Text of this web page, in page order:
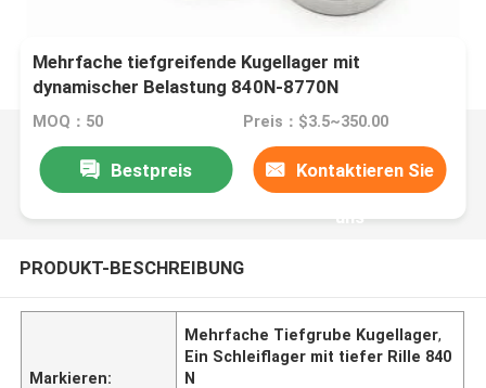
Mehrfache tiefgreifende Kugellager mit
dynamischer Belastung 840N-8770N
MOQ：50 Preis：$3.5~350.00
Bestpreis Kontaktieren Sie
uns
PRODUKT-BESCHREIBUNG
Markieren:
Mehrfache Tiefgrube Kugellager,
Ein Schleiflager mit tiefer Rille 840
N